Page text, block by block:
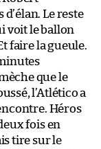
Le reste
voit le ballon
faire la gueule.
que le
l’Atlético a
Héros
fois en
tire sur le